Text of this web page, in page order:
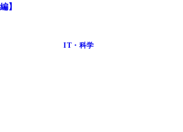
】
IT・科学